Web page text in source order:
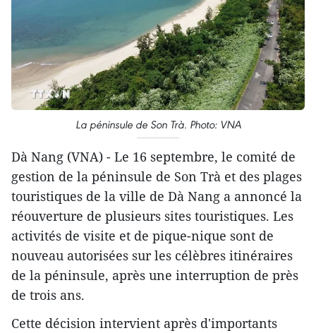
La péninsule de Son Trà. Photo: VNA
Dà Nang (VNA) - Le 16 septembre, le comité de
gestion de la péninsule de Son Trà et des plages
touristiques de la ville de Dà Nang a annoncé la
réouverture de plusieurs sites touristiques. Les
activités de visite et de pique-nique sont de
nouveau autorisées sur les célèbres itinéraires
de la péninsule, après une interruption de près
de trois ans.
Cette décision intervient après d'importants